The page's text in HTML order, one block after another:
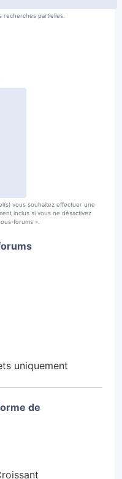
recherches partielles.
vous souhaitez effectuer une
inclus si vous ne désactivez
forums ».
uniquement
de